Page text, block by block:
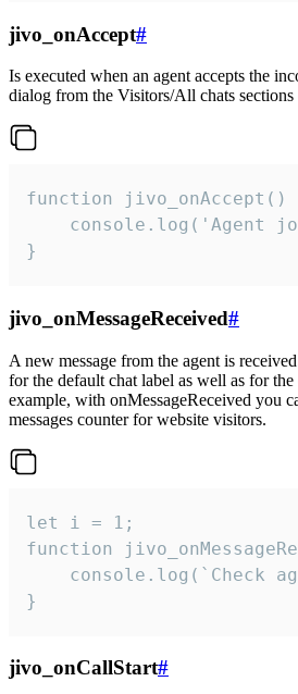
jivo_onAccept#
Is executed when an agent accepts the
dialog from the Visitors/All chats
function jivo_onAccept()
}
jivo_onMessageReceived#
A new message from the agent is
for the default chat label as well as for
example, with onMessageReceived you
messages counter for website visitors.
let i = 1;
function
}
jivo_onCallStart#